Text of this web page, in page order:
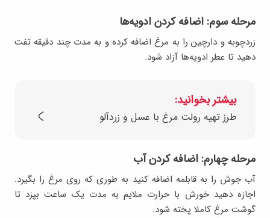
مرحله سوم: اضافه کردن ادویه‌ها
زردچوبه و دارچین را به مرغ اضافه کرده و به مدت چند دقیقه تفت
دهید تا عطر ادویه‌ها آزاد شود.
بیشتر بخوانید:
طرز تهیه رولت مرغ با عسل و زردآلو
مرحله چهارم: اضافه کردن آب
آب جوش را به قابلمه اضافه کنید به طوری که روی مرغ را بگیرد.
اجازه دهید خورش با حرارت ملایم به مدت یک ساعت بپزد تا
گوشت مرغ کاملا پخته شود.